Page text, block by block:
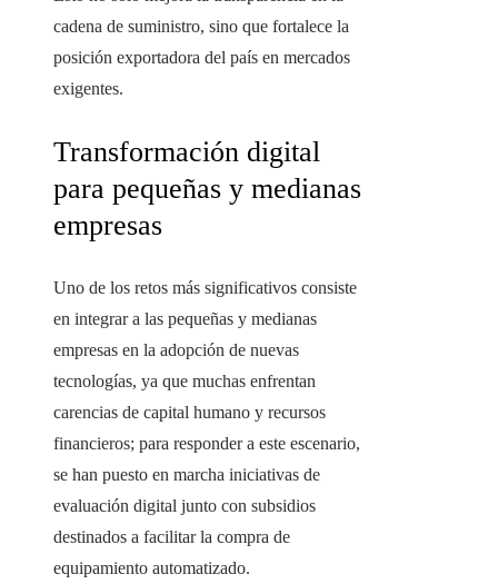
cadena de suministro, sino que fortalece la
posición exportadora del país en mercados
exigentes.
Transformación digital
para pequeñas y medianas
empresas
Uno de los retos más significativos consiste
en integrar a las pequeñas y medianas
empresas en la adopción de nuevas
tecnologías, ya que muchas enfrentan
carencias de capital humano y recursos
financieros; para responder a este escenario,
se han puesto en marcha iniciativas de
evaluación digital junto con subsidios
destinados a facilitar la compra de
equipamiento automatizado.